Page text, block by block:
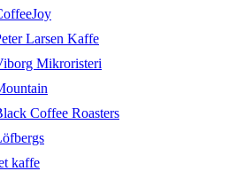
Larsen Kaffe
Mikroristeri
Coffee Roasters
kaffe